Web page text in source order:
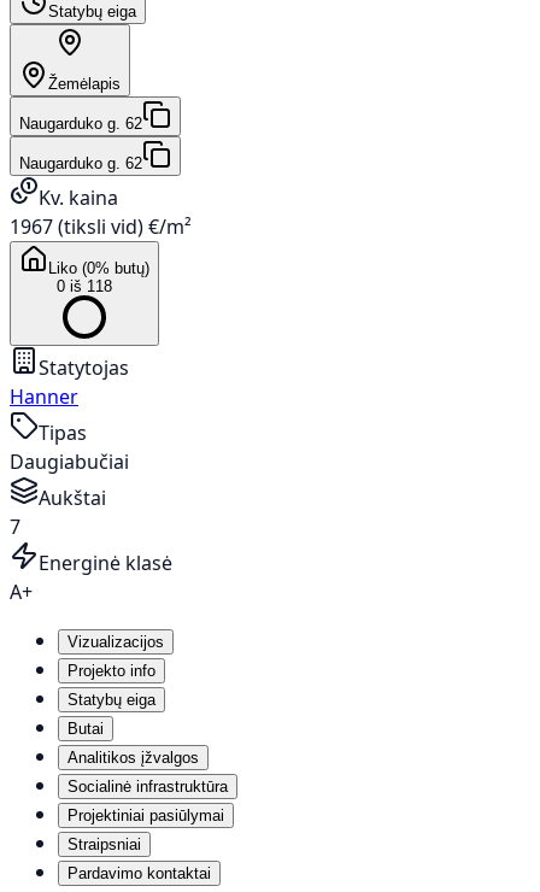
Statybų eiga
Žemėlapis
Naugarduko g. 62
Naugarduko g. 62
Kv. kaina
1967 (tiksli vid) €/m²
Liko (0% butų)
0 iš 118
Statytojas
Hanner
Tipas
Daugiabučiai
Aukštai
7
Energinė klasė
A+
Vizualizacijos
Projekto info
Statybų eiga
Butai
Analitikos įžvalgos
Socialinė infrastruktūra
Projektiniai pasiūlymai
Straipsniai
Pardavimo kontaktai